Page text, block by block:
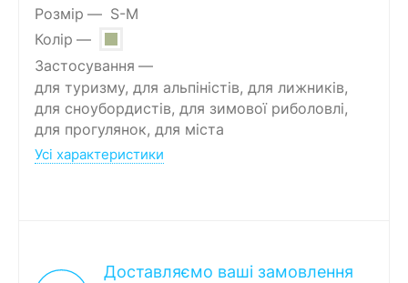
Розмір
S-M
Колір
Застосування
для туризму, для альпіністів, для лижників,
для сноубордистів, для зимової риболовлі,
для прогулянок, для міста
Усі характеристики
Доставляємо ваші замовлення